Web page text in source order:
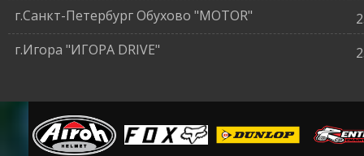
г.Санкт-Петербург Обухово "MOTOR"
г.Игора "ИГОРА DRIVE"